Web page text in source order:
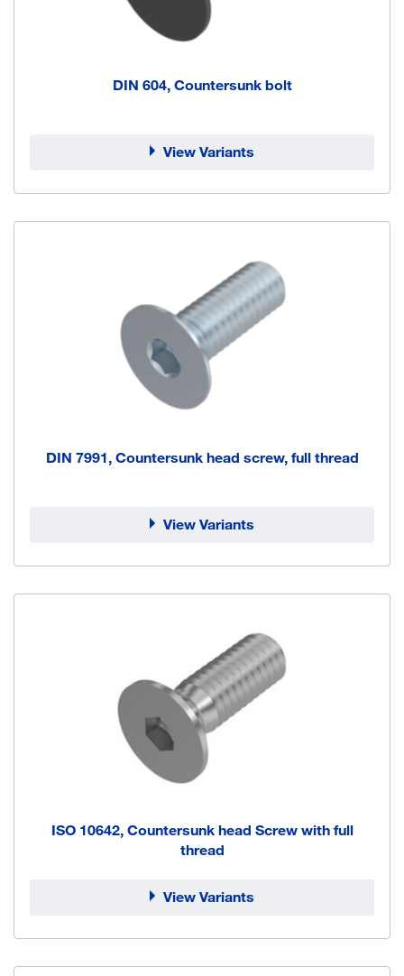
DIN 604, Countersunk bolt
View Variants
DIN 7991, Countersunk head screw, full thread
View Variants
ISO 10642, Countersunk head Screw with full
thread
View Variants